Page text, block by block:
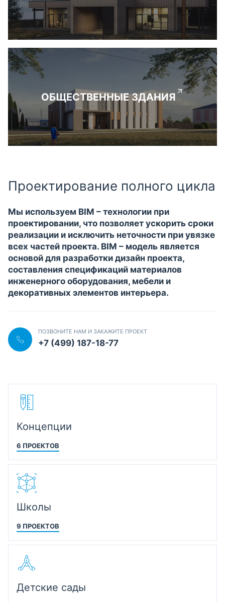
ОБЩЕСТВЕННЫЕ ЗДАНИЯ
Проектирование полного цикла
Мы используем BIM – технологии при
проектировании, что позволяет ускорить сроки
реализации и исключить неточности при увязке
всех частей проекта. BIM – модель является
основой для разработки дизайн проекта,
составления спецификаций материалов
инженерного оборудования, мебели и
декоративных элементов интерьера.
ПОЗВОНИТЕ НАМ И ЗАКАЖИТЕ ПРОЕКТ
+7 (499) 187-18-77
Концепции
6 ПРОЕКТОВ
Школы
9 ПРОЕКТОВ
Детские сады